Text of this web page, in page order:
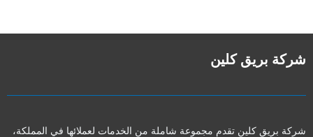
شركة بريق كلين
شركة بريق كلين تقدم مجموعة شاملة من الخدمات لعملائها في المملكة،